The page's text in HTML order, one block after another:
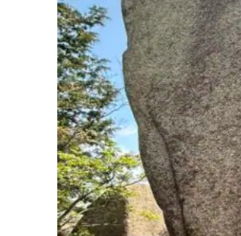
私自身山登りロケは初めてで
ていたロケでもありました。
幸い、同行したカメラマンさ
当日はお天気にも恵まれ、素敵
岩の取材だったため、山に登
ングが何度かありました。